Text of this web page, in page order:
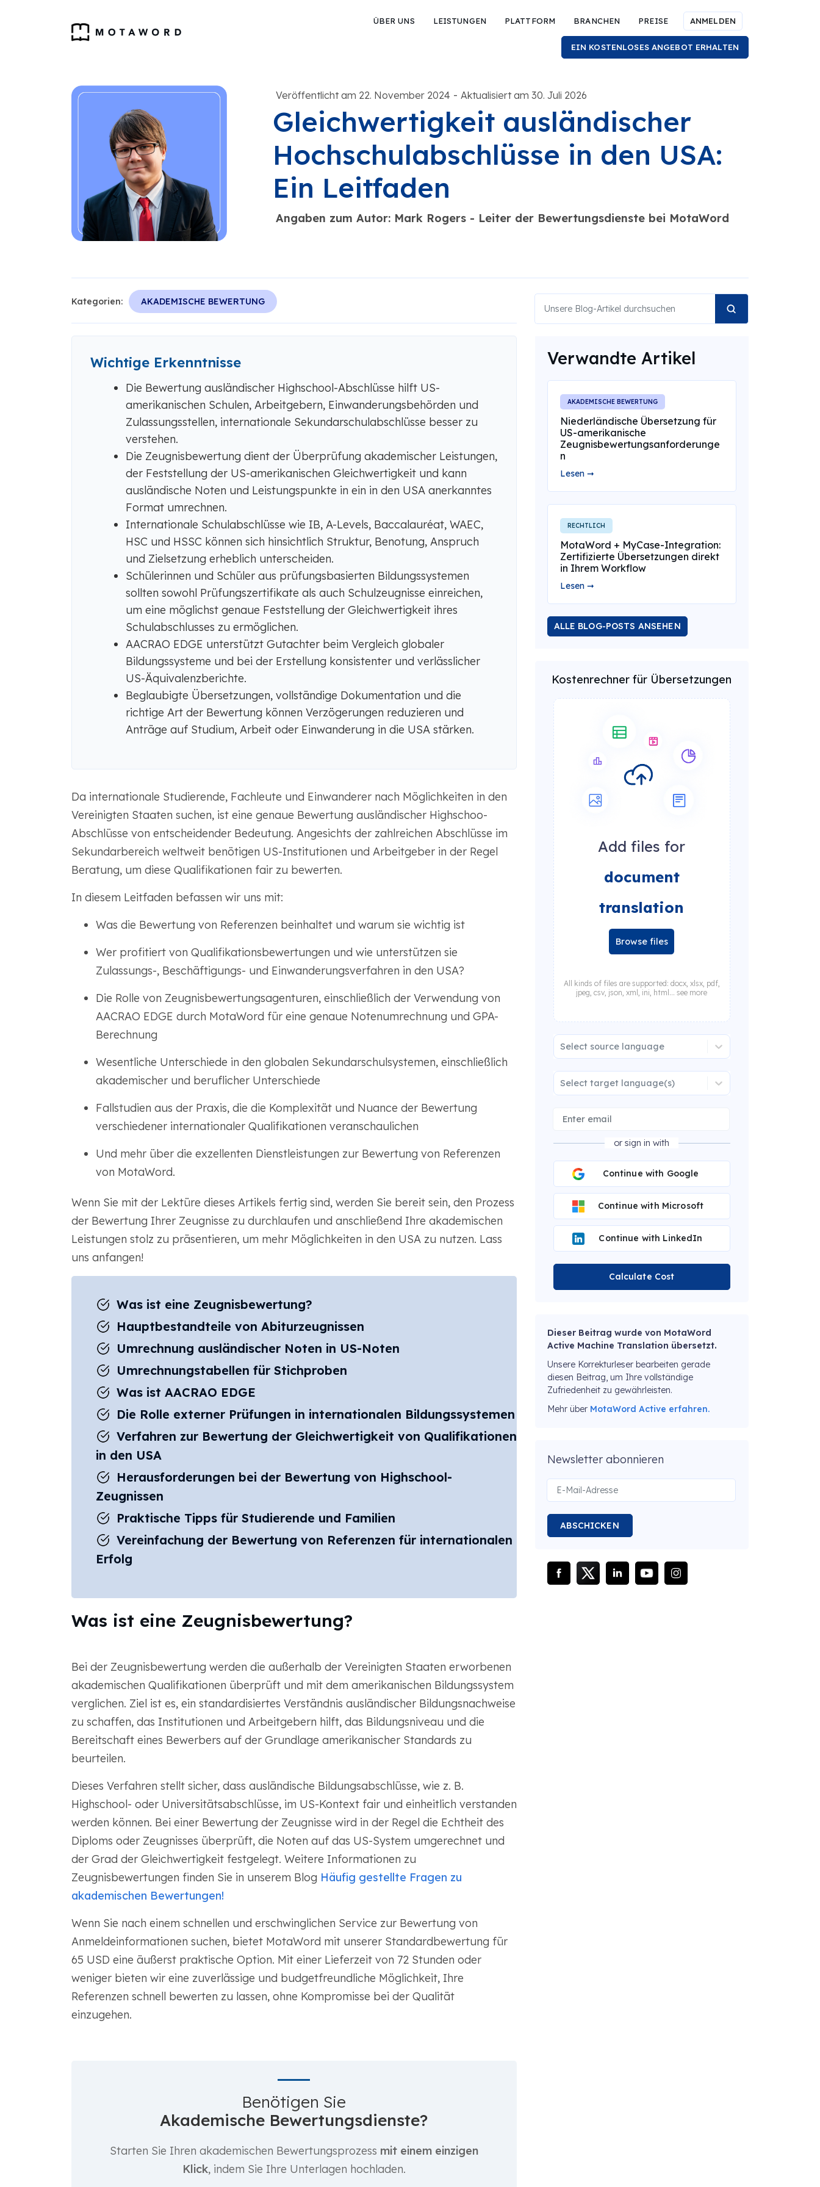
ÜBER UNS LEISTUNGEN PLATTFORM BRANCHEN PREISE ANMELDEN
EIN KOSTENLOSES ANGEBOT ERHALTEN
Veröffentlicht am 22. November 2024 - Aktualisiert am 30. Juli 2026
Gleichwertigkeit ausländischer
Hochschulabschlüsse in den USA:
Ein Leitfaden
Angaben zum Autor: Mark Rogers - Leiter der Bewertungsdienste bei MotaWord
Kategorien: AKADEMISCHE BEWERTUNG
Wichtige Erkenntnisse
Die Bewertung ausländischer Highschool-Abschlüsse hilft US-
amerikanischen Schulen, Arbeitgebern, Einwanderungsbehörden und
Zulassungsstellen, internationale Sekundarschulabschlüsse besser zu
verstehen.
Die Zeugnisbewertung dient der Überprüfung akademischer Leistungen,
der Feststellung der US-amerikanischen Gleichwertigkeit und kann
ausländische Noten und Leistungspunkte in ein in den USA anerkanntes
Format umrechnen.
Internationale Schulabschlüsse wie IB, A-Levels, Baccalauréat, WAEC,
HSC und HSSC können sich hinsichtlich Struktur, Benotung, Anspruch
und Zielsetzung erheblich unterscheiden.
Schülerinnen und Schüler aus prüfungsbasierten Bildungssystemen
sollten sowohl Prüfungszertifikate als auch Schulzeugnisse einreichen,
um eine möglichst genaue Feststellung der Gleichwertigkeit ihres
Schulabschlusses zu ermöglichen.
AACRAO EDGE unterstützt Gutachter beim Vergleich globaler
Bildungssysteme und bei der Erstellung konsistenter und verlässlicher
US-Äquivalenzberichte.
Beglaubigte Übersetzungen, vollständige Dokumentation und die
richtige Art der Bewertung können Verzögerungen reduzieren und
Anträge auf Studium, Arbeit oder Einwanderung in die USA stärken.
Da internationale Studierende, Fachleute und Einwanderer nach Möglichkeiten in den
Vereinigten Staaten suchen, ist eine genaue Bewertung ausländischer Highschoo-
Abschlüsse von entscheidender Bedeutung. Angesichts der zahlreichen Abschlüsse im
Sekundarbereich weltweit benötigen US-Institutionen und Arbeitgeber in der Regel
Beratung, um diese Qualifikationen fair zu bewerten.
In diesem Leitfaden befassen wir uns mit:
Was die Bewertung von Referenzen beinhaltet und warum sie wichtig ist
Wer profitiert von Qualifikationsbewertungen und wie unterstützen sie
Zulassungs-, Beschäftigungs- und Einwanderungsverfahren in den USA?
Die Rolle von Zeugnisbewertungsagenturen, einschließlich der Verwendung von
AACRAO EDGE durch MotaWord für eine genaue Notenumrechnung und GPA-
Berechnung
Wesentliche Unterschiede in den globalen Sekundarschulsystemen, einschließlich
akademischer und beruflicher Unterschiede
Fallstudien aus der Praxis, die die Komplexität und Nuance der Bewertung
verschiedener internationaler Qualifikationen veranschaulichen
Und mehr über die exzellenten Dienstleistungen zur Bewertung von Referenzen
von MotaWord.
Wenn Sie mit der Lektüre dieses Artikels fertig sind, werden Sie bereit sein, den Prozess
der Bewertung Ihrer Zeugnisse zu durchlaufen und anschließend Ihre akademischen
Leistungen stolz zu präsentieren, um mehr Möglichkeiten in den USA zu nutzen. Lass
uns anfangen!
Was ist eine Zeugnisbewertung?
Hauptbestandteile von Abiturzeugnissen
Umrechnung ausländischer Noten in US-Noten
Umrechnungstabellen für Stichproben
Was ist AACRAO EDGE
Die Rolle externer Prüfungen in internationalen Bildungssystemen
Verfahren zur Bewertung der Gleichwertigkeit von Qualifikationen
in den USA
Herausforderungen bei der Bewertung von Highschool-
Zeugnissen
Praktische Tipps für Studierende und Familien
Vereinfachung der Bewertung von Referenzen für internationalen
Erfolg
Was ist eine Zeugnisbewertung?
Bei der Zeugnisbewertung werden die außerhalb der Vereinigten Staaten erworbenen
akademischen Qualifikationen überprüft und mit dem amerikanischen Bildungssystem
verglichen. Ziel ist es, ein standardisiertes Verständnis ausländischer Bildungsnachweise
zu schaffen, das Institutionen und Arbeitgebern hilft, das Bildungsniveau und die
Bereitschaft eines Bewerbers auf der Grundlage amerikanischer Standards zu
beurteilen.
Dieses Verfahren stellt sicher, dass ausländische Bildungsabschlüsse, wie z. B.
Highschool- oder Universitätsabschlüsse, im US-Kontext fair und einheitlich verstanden
werden können. Bei einer Bewertung der Zeugnisse wird in der Regel die Echtheit des
Diploms oder Zeugnisses überprüft, die Noten auf das US-System umgerechnet und
der Grad der Gleichwertigkeit festgelegt. Weitere Informationen zu
Zeugnisbewertungen finden Sie in unserem Blog Häufig gestellte Fragen zu
akademischen Bewertungen!
Wenn Sie nach einem schnellen und erschwinglichen Service zur Bewertung von
Anmeldeinformationen suchen, bietet MotaWord mit unserer Standardbewertung für
65 USD eine äußerst praktische Option. Mit einer Lieferzeit von 72 Stunden oder
weniger bieten wir eine zuverlässige und budgetfreundliche Möglichkeit, Ihre
Referenzen schnell bewerten zu lassen, ohne Kompromisse bei der Qualität
einzugehen.
Benötigen Sie
Akademische Bewertungsdienste?
Starten Sie Ihren akademischen Bewertungsprozess mit einem einzigen
Klick, indem Sie Ihre Unterlagen hochladen.
Verwandte Artikel
AKADEMISCHE BEWERTUNG
Niederländische Übersetzung für
US-amerikanische
Zeugnisbewertungsanforderunge
n
Lesen ➞
RECHTLICH
MotaWord + MyCase-Integration:
Zertifizierte Übersetzungen direkt
in Ihrem Workflow
Lesen ➞
ALLE BLOG-POSTS ANSEHEN
Kostenrechner für Übersetzungen
Add files for
document
translation
Browse files
All kinds of files are supported: docx, xlsx, pdf,
jpeg, csv, json, xml, ini, html... see more
Select source language
Select target language(s)
or sign in with
Continue with Google
Continue with Microsoft
Continue with LinkedIn
Calculate Cost
Dieser Beitrag wurde von MotaWord
Active Machine Translation übersetzt.
Unsere Korrekturleser bearbeiten gerade
diesen Beitrag, um Ihre vollständige
Zufriedenheit zu gewährleisten.
Mehr über MotaWord Active erfahren.
Newsletter abonnieren
ABSCHICKEN